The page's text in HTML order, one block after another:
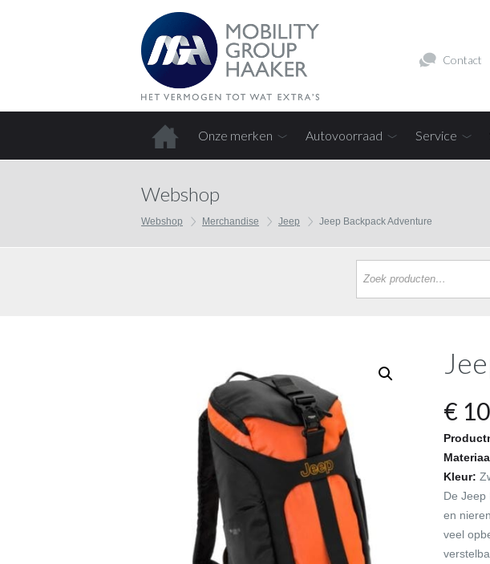
Contact
Onze merken Autovoorraad Service
Webshop
Webshop Merchandise Jeep Jeep Backpack Adventure
€
Kleur:
De Jeep
en
veel